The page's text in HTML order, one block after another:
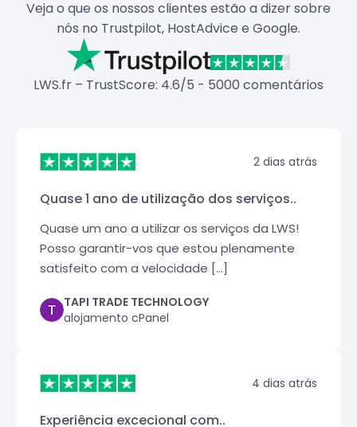
Veja o que os nossos clientes estão a dizer sobre
nós no Trustpilot, HostAdvice e Google.
LWS.fr – TrustScore: 4.6/5 - 5000 comentários
2 dias atrás
Quase 1 ano de utilização dos serviços..
Quase um ano a utilizar os serviços da LWS!
Posso garantir-vos que estou plenamente
satisfeito com a velocidade [...]
TAPI TRADE TECHNOLOGY
alojamento cPanel
4 dias atrás
Experiência excecional com..